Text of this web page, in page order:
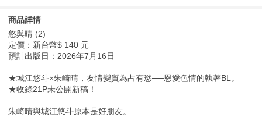
商品詳情
悠與晴 (2)
定價：新台幣$ 140 元
預計出版日：2026年7月16日
★城江悠斗×朱崎晴，友情變質為占有慾──恩愛色情的執著BL。
★收錄21P未公開新稿！
朱崎晴與城江悠斗原本是好朋友。